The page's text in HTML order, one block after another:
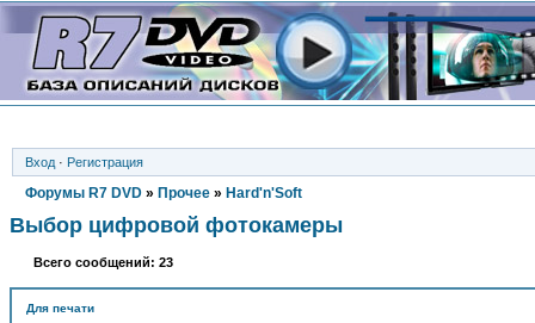
Вход · Регистрация
Форумы R7 DVD » Прочее » Hard'n'Soft
Выбор цифровой фотокамеры
Всего сообщений: 23
Для печати